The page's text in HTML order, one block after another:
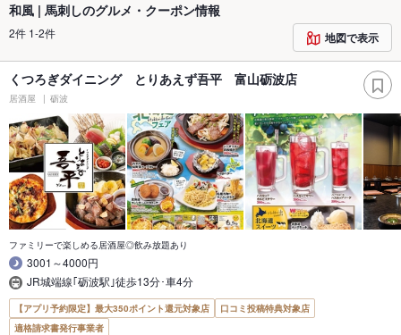
和風 | 馬刺しのグルメ・クーポン情報
2件 1-2件 地図で表示
くつろぎダイニング とりあえず吾平 富山砺波店
居酒屋 砺波
ファミリーで楽しめる居酒屋◎飲み放題あり
3001～4000円
JR城端線｢砺波駅｣徒歩13分･車4分
【アプリ予約限定】最大350ポイント還元対象店
口コミ投稿特典対象店
適格請求書発行事業者